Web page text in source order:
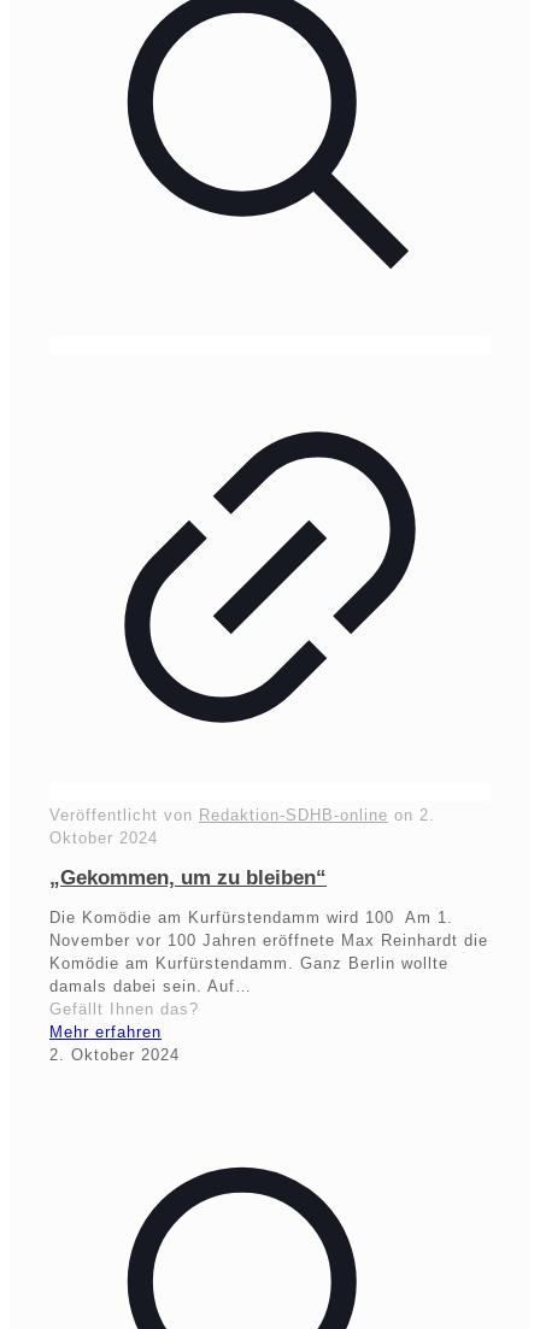
Veröffentlicht von Redaktion-SDHB-online on 2.
Oktober 2024
„Gekommen, um zu bleiben“
Die Komödie am Kurfürstendamm wird 100 Am 1.
November vor 100 Jahren eröffnete Max Reinhardt die
Komödie am Kurfürstendamm. Ganz Berlin wollte
damals dabei sein. Auf…
Gefällt Ihnen das?
Mehr erfahren
2. Oktober 2024